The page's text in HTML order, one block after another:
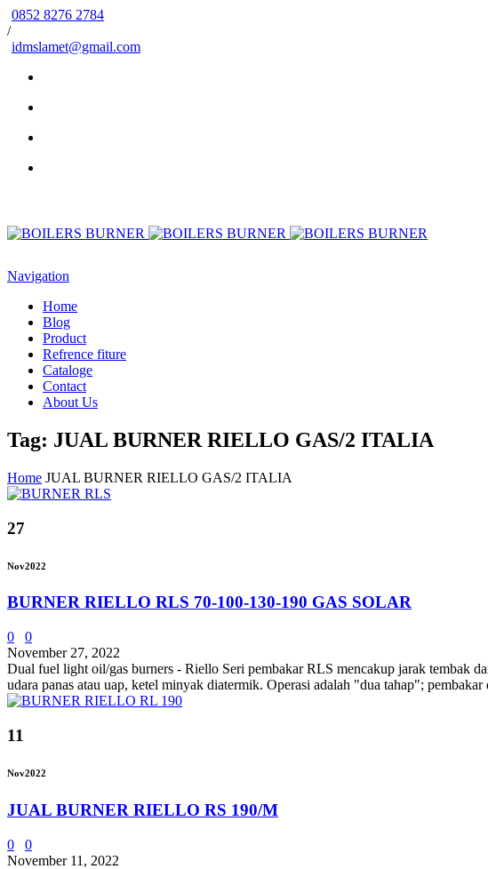
0852 8276 2784
/
idmslamet@gmail.com
Navigation
Home
Blog
Product
Refrence fiture
Cataloge
Contact
About Us
Tag: JUAL BURNER RIELLO GAS/2 ITALIA
Home JUAL BURNER RIELLO GAS/2 ITALIA
27
Nov2022
BURNER RIELLO RLS 70-100-130-190 GAS SOLAR
0
0
November 27, 2022
Dual fuel light oil/gas burners - Riello Seri pembakar RLS mencakup jarak tembak
udara panas atau uap, ketel minyak diatermik. Operasi adalah "dua tahap";
11
Nov2022
JUAL BURNER RIELLO RS 190/M
0
0
November 11, 2022